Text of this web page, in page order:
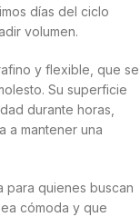
días del ciclo
volumen.
y flexible, que se
Su superficie
durante horas,
a mantener una
para quienes buscan
cómoda y que